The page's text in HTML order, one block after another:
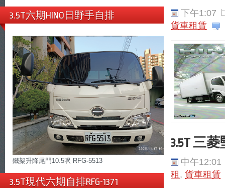
3.5T六期HINO日野手自排
鐵架升降尾門10.5呎 RFG-5513
3.5T現代六期自排RFG-1371
下午1:07
貨車租賃
3.5T 三
中午12:01
租, 貨車租賃